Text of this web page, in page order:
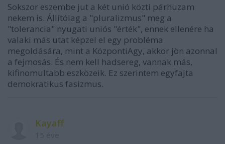
Sokszor eszembe jut a két unió közti párhuzam
nekem is. Állítólag a "pluralizmus" meg a
"tolerancia" nyugati uniós "érték", ennek ellenére ha
valaki más utat képzel el egy probléma
megoldására, mint a KözpontiAgy, akkor jön azonnal
a fejmosás. És nem kell hadsereg, vannak más,
kifinomultabb eszközeik. Ez szerintem egyfajta
demokratikus fasizmus.
Kayaff